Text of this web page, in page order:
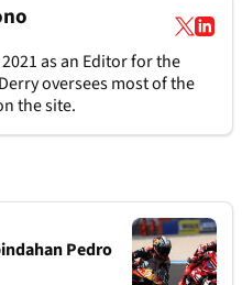
as an Editor for the
oversees most of the
the site.
Pedro